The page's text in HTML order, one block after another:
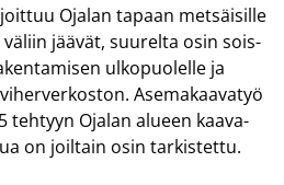
Oja­lan ta­paan met­säi­sil­le
jää­vät, suu­rel­ta osin sois­
ul­ko­puo­lel­le ja
Ase­ma­kaa­va­työ
teh­tyyn Oja­lan alu­een kaa­va­
on joil­tain osin tar­kis­tet­tu.